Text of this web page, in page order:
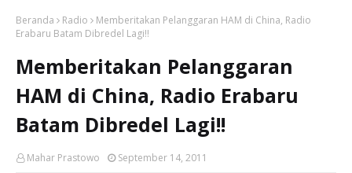
Beranda Radio
Memberitakan Pelanggaran HAM di China, Radio
Erabaru Batam Dibredel Lagi!!
Memberitakan Pelanggaran
HAM di China, Radio Erabaru
Batam Dibredel Lagi!!
Mahar Prastowo September 14, 2011